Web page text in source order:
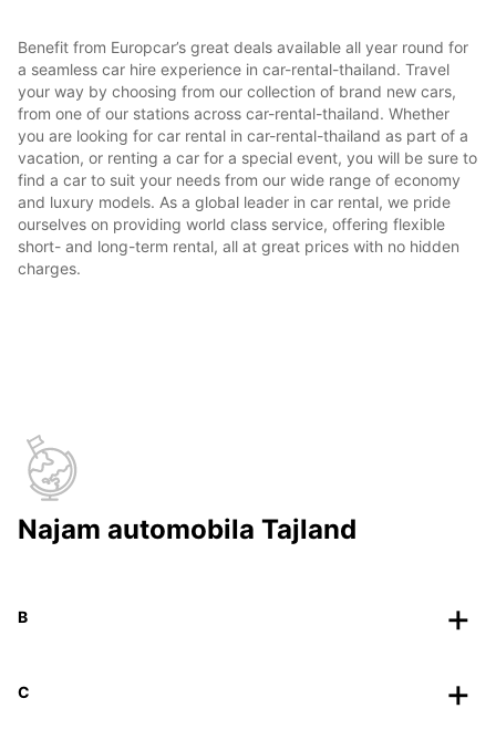
Benefit from Europcar’s great deals available all year round for
a seamless car hire experience in car-rental-thailand. Travel
your way by choosing from our collection of brand new cars,
from one of our stations across car-rental-thailand. Whether
you are looking for car rental in car-rental-thailand as part of a
vacation, or renting a car for a special event, you will be sure to
find a car to suit your needs from our wide range of economy
and luxury models. As a global leader in car rental, we pride
ourselves on providing world class service, offering flexible
short- and long-term rental, all at great prices with no hidden
charges.
Najam automobila Tajland
B
C